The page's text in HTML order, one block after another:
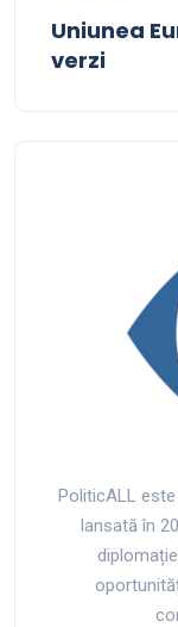
Uniunea
verzi
PoliticALL
lansată în